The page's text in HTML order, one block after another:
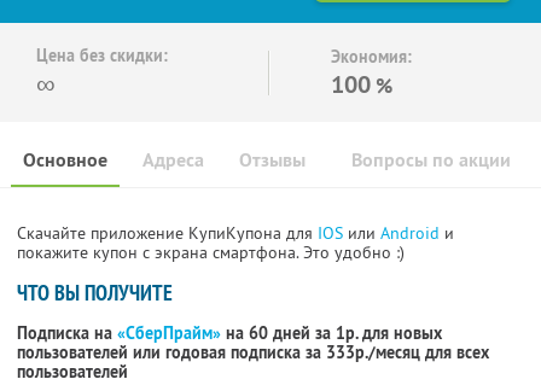
Цена без скидки:
∞
Экономия:
100 %
Основное Отзывы Вопросы по акции
Адреса
Скачайте приложение КупиКупона для IOS или Android и
покажите купон с экрана смартфона. Это удобно :)
ЧТО ВЫ ПОЛУЧИТЕ
Подписка на «СберПрайм» на 60 дней за 1р. для новых
пользователей или годовая подписка за 333р./месяц для всех
пользователей